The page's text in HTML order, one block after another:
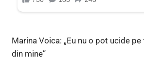
Marina Voica: „Eu nu o pot ucide
din mine”